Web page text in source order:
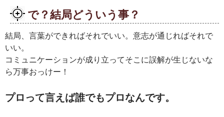
で？結局どういう事？
結局、言葉ができればそれでいい。意志が通じればそれで
いい。
コミュニケーションが成り立ってそこに誤解が生じないな
ら万事おっけー！
プロって言えば誰でもプロなんです。